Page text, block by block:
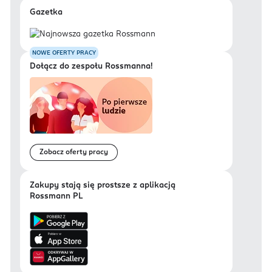
Gazetka
NOWE OFERTY PRACY
Dołącz do zespołu Rossmanna!
Zobacz oferty pracy
Zakupy stają się prostsze z aplikacją
Rossmann PL